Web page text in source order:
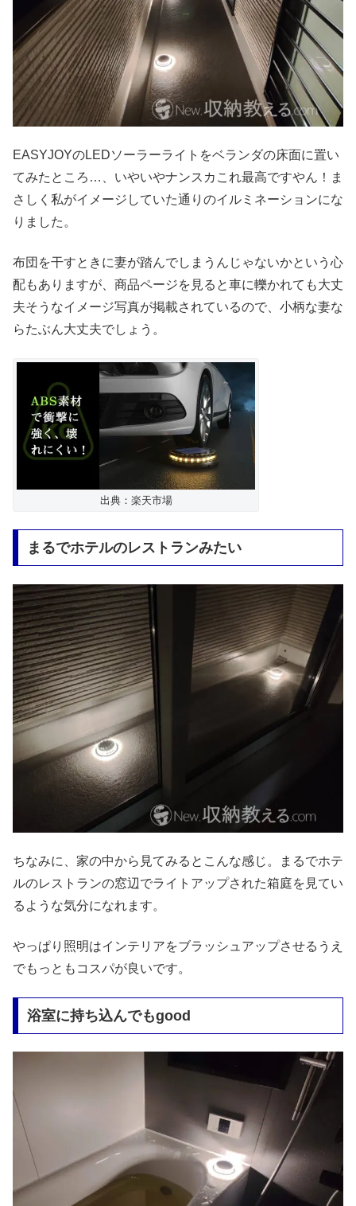
EASYJOYのLEDソーラーライトをベランダの床面に置い
てみたところ…、いやいやナンスカこれ最高ですやん！ま
さしく私がイメージしていた通りのイルミネーションにな
りました。
布団を干すときに妻が踏んでしまうんじゃないかという心
配もありますが、商品ページを見ると車に轢かれても大丈
夫そうなイメージ写真が掲載されているので、小柄な妻な
らたぶん大丈夫でしょう。
出典：楽天市場
まるでホテルのレストランみたい
ちなみに、家の中から見てみるとこんな感じ。まるでホテ
ルのレストランの窓辺でライトアップされた箱庭を見てい
るような気分になれます。
やっぱり照明はインテリアをブラッシュアップさせるうえ
でもっともコスパが良いです。
浴室に持ち込んでもgood